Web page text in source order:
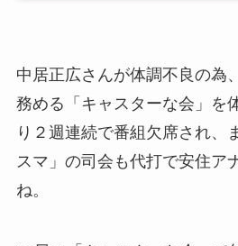
中居正広さんが体調不良の為
務める「キャスターな会」を
り２週連続で番組欠席され、
スマ」の司会も代打で安住ア
ね。